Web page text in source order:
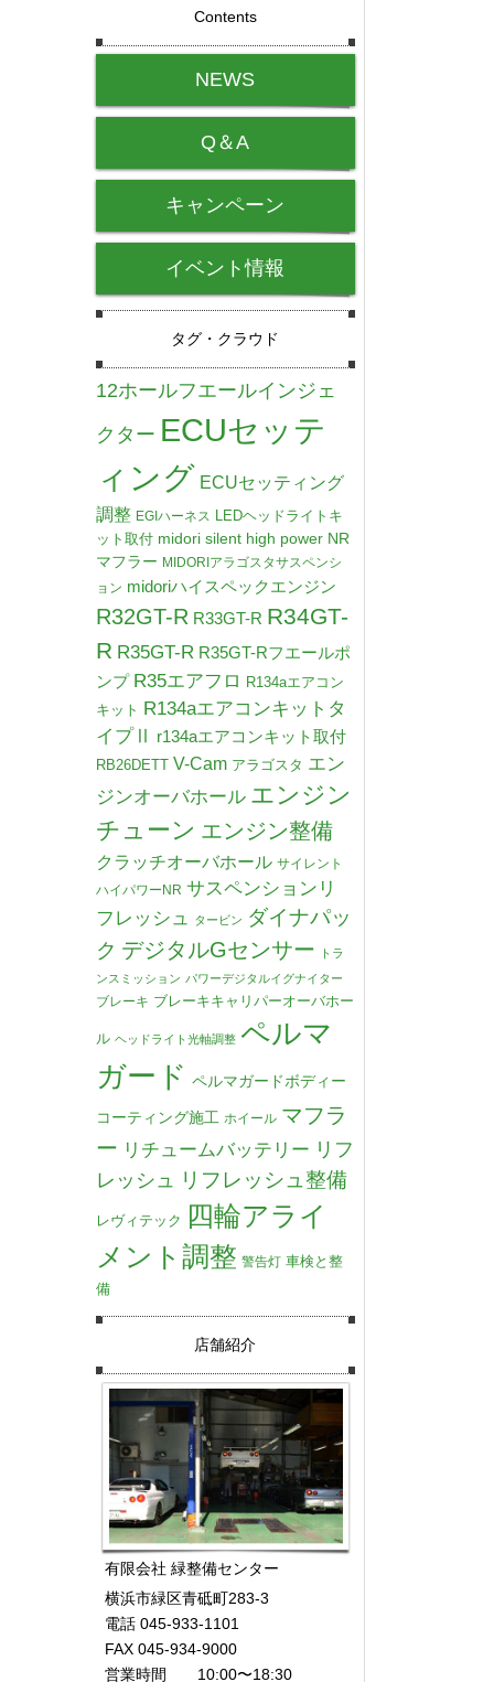
Contents
NEWS
Q＆A
キャンペーン
イベント情報
タグ・クラウド
12ホールフエールインジェ
クター ECUセッテ
ィング ECUセッティング
調整 EGIハーネス LEDヘッドライトキ
ット取付 midori silent high power NR
マフラー MIDORIアラゴスタサスペンシ
ョン midoriハイスペックエンジン
R32GT-R R33GT-R R34GT-
R R35GT-R R35GT-Rフエールポ
ンプ R35エアフロ R134aエアコン
キット R134aエアコンキットタ
イプⅡ
r134aエアコンキット取付
RB26DETT V-Cam アラゴスタ エン
ジンオーバホール エンジン
チューン エンジン整備
クラッチオーバホール サイレント
ハイパワーNR サスペンションリ
フレッシュ
タービン ダイナパッ
ク デジタルGセンサー
トラ
ンスミッション パワーデジタルイグナイター
ブレーキ ブレーキキャリパーオーバホー
ル ヘッドライト光軸調整 ペルマ
ガード ペルマガードボディー
コーティング施工 ホイール マフラ
ー リチュームバッテリー リフ
レッシュ
リフレッシュ整備
レヴィテック 四輪アライ
メント調整 警告灯 車検と整
備
店舗紹介
有限会社 緑整備センター
横浜市緑区青砥町283-3
電話 045-933-1101
FAX 045-934-9000
営業時間 10:00〜18:30